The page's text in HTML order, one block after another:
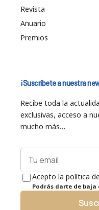
Revista
Anuario
Premios
¡Suscríbete a nuestra
Recibe toda la
exclusivas, acceso a
mucho más…
Acepto la política
Podrás darte de